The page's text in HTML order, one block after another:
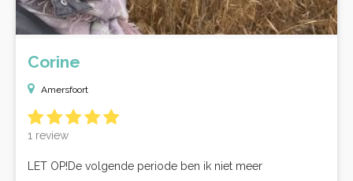
Corine
Amersfoort
1 review
LET OP!De volgende periode ben ik niet meer